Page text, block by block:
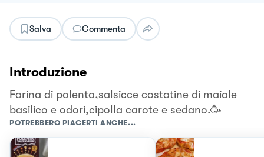
Salva Commenta
Introduzione
Farina di polenta,salsicce costatine di maiale
basilico e odori,cipolla carote e sedano.🥳
POTREBBERO PIACERTI ANCHE...